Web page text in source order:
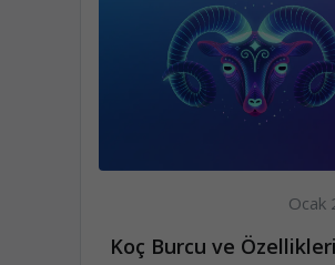
Ocak
Koç Burcu ve Özellikleri